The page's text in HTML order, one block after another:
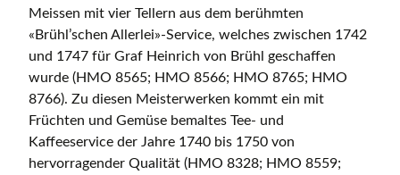
Meissen mit vier Tellern aus dem berühmten
«Brühl’schen Allerlei»-Service, welches zwischen 1742
und 1747 für Graf Heinrich von Brühl geschaffen
wurde (HMO 8565; HMO 8566; HMO 8765; HMO
8766). Zu diesen Meisterwerken kommt ein mit
Früchten und Gemüse bemaltes Tee- und
Kaffeeservice der Jahre 1740 bis 1750 von
hervorragender Qualität (HMO 8328; HMO 8559;